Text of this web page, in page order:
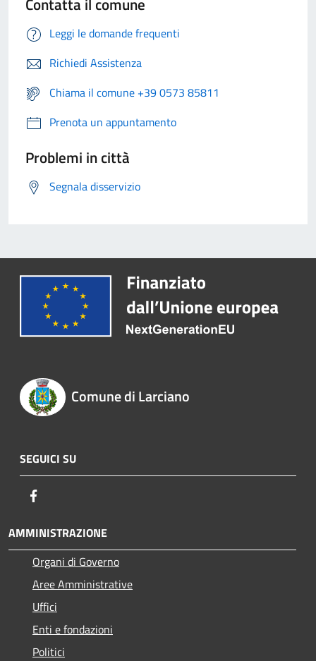
Leggi le domande frequenti
Richiedi Assistenza
Chiama il comune +39 0573 85811
Prenota un appuntamento
Problemi in città
Segnala disservizio
Comune di Larciano
SEGUICI SU
AMMINISTRAZIONE
Organi di Governo
Aree Amministrative
Uffici
Enti e fondazioni
Politici